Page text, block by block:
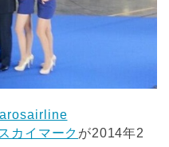
スカイマーク が2014年2